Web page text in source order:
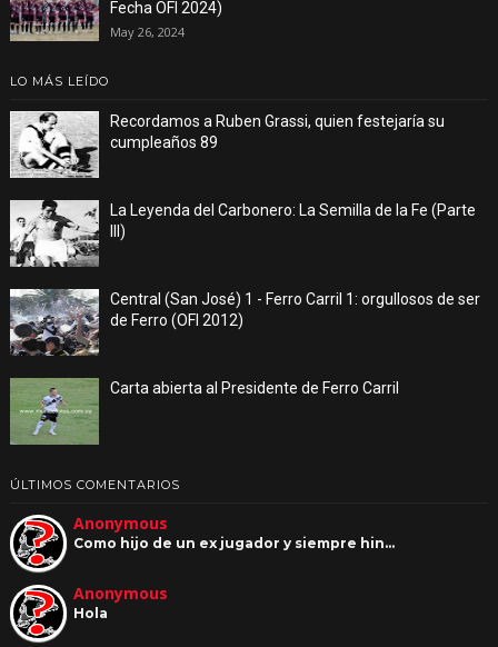
Fecha OFI 2024)
May 26, 2024
LO MÁS LEÍDO
Recordamos a Ruben Grassi, quien festejaría su
cumpleaños 89
La Leyenda del Carbonero: La Semilla de la Fe (Parte
III)
Central (San José) 1 - Ferro Carril 1: orgullosos de ser
de Ferro (OFI 2012)
Carta abierta al Presidente de Ferro Carril
ÚLTIMOS COMENTARIOS
Anonymous
Como hijo de un ex jugador y siempre hin…
Anonymous
Hola